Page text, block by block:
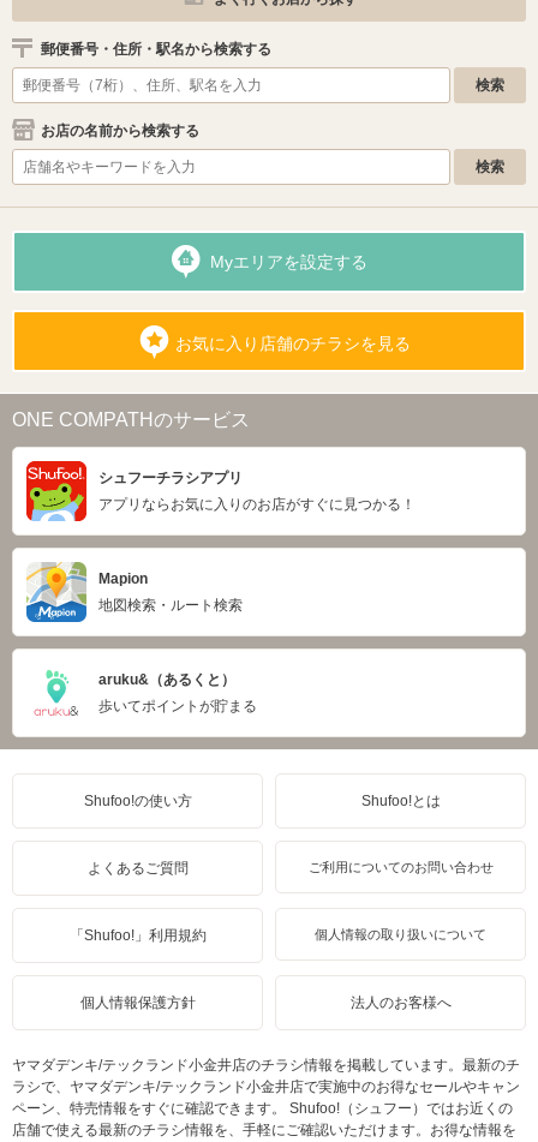
郵便番号・住所・駅名から検索する
お店の名前から検索する
Myエリアを設定する
お気に入り店舗のチラシを見る
ONE COMPATHのサービス
シュフーチラシアプリ
アプリならお気に入りのお店がすぐに見つかる！
Mapion
地図検索・ルート検索
aruku&（あるくと）
歩いてポイントが貯まる
Shufoo!の使い方 Shufoo!とは
よくあるご質問 ご利用についてのお問い合わせ
「Shufoo!」利用規約 個人情報の取り扱いについて
個人情報保護方針 法人のお客様へ
ヤマダデンキ/テックランド小金井店のチラシ情報を掲載しています。最新のチ
ラシで、ヤマダデンキ/テックランド小金井店で実施中のお得なセールやキャン
ペーン、特売情報をすぐに確認できます。 Shufoo!（シュフー）ではお近くの
店舗で使える最新のチラシ情報を、手軽にご確認いただけます。お得な情報を